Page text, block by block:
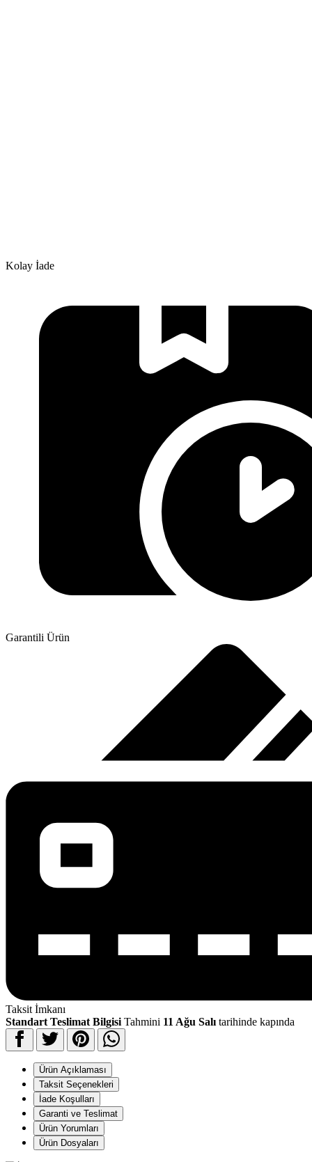
Kolay İade
Garantili Ürün
Taksit İmkanı
Standart Teslimat Bilgisi Tahmini 11 Ağu Salı tarihinde kapında
Ürün Açıklaması
Taksit Seçenekleri
İade Koşulları
Garanti ve Teslimat
Ürün Yorumları
Ürün Dosyaları